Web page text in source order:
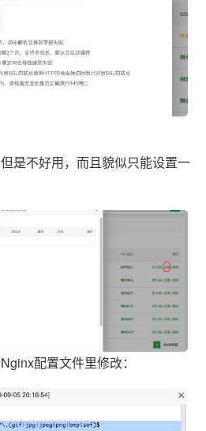
是不好用，而且貌似只能设置一
配置文件里修改：